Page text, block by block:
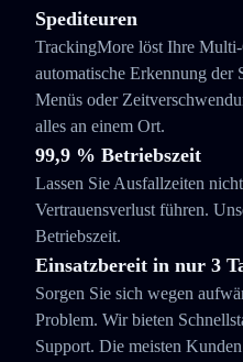
Spediteuren
TrackingMore löst Ihre
automatische Erkennung
Menüs oder
alles an einem Ort.
99,9 % Betriebszeit
Lassen Sie Ausfallzeiten
Vertrauensverlust führen.
Betriebszeit.
Einsatzbereit in nur 3
Sorgen Sie sich wegen
Problem. Wir bieten
Support. Die meisten